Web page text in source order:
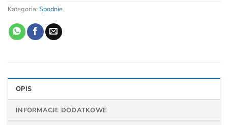
Kategoria: Spodnie
OPIS
INFORMACJE DODATKOWE